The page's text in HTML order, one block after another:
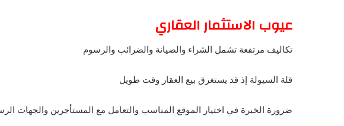
عيوب الاستثمار العقاري
تكاليف مرتفعة تشمل الشراء والصيانة والضرائب والرسوم
قلة السيولة إذ قد يستغرق بيع العقار وقت طويل
ضرورة الخبرة في اختيار الموقع المناسب والتعامل مع المستأجرين والجهات